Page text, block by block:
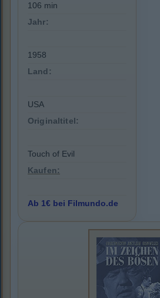
106 min
Jahr:
1958
Land:
USA
Originaltitel:
Touch of Evil
Kaufen:
Ab 1€ bei Filmundo.de